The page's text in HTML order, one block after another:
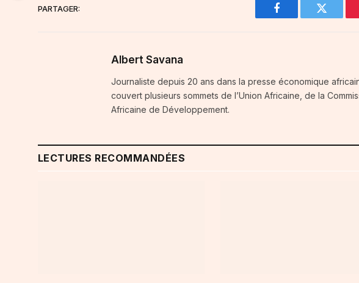
PARTAGER:
Facebook Twitter
Albert Savana
Journaliste depuis 20 ans dans la presse économique
couvert plusieurs sommets de l’Union Africaine, de la
Africaine de Développement.
LECTURES RECOMMANDÉES